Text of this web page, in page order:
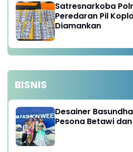
Satresnarkoba
Peredaran Pil
Diamankan
BISNIS
Desainer
Pesona Betawi